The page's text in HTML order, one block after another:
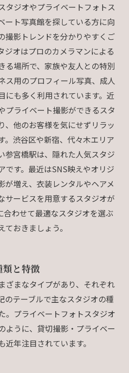
タジオやプライベートフォトス
ート写真館を探している方に向
撮影トレンドを分かりやすくご
ジオはプロのカメラマンによる
る場所で、家族や友人との特別
ス用のプロフィール写真、成人
にも多く利用されています。近
プライベート撮影ができるスタ
、他のお客様を気にせずリラッ
。渋谷区や新宿、代々木エリア
参宮橋駅は、隠れた人気スタジ
です。最近はSNS映えやオリジ
が増え、衣装レンタルやヘアメ
サービスを用意するスタジオが
合わせて最適なスタジオを選ぶ
おきましょう。
類と特徴
ざまなタイプがあり、それぞれ
のテーブルで主なスタジオの種
。プライベートフォトスタジオ
ように、貸切撮影・プライベー
近年注目されています。